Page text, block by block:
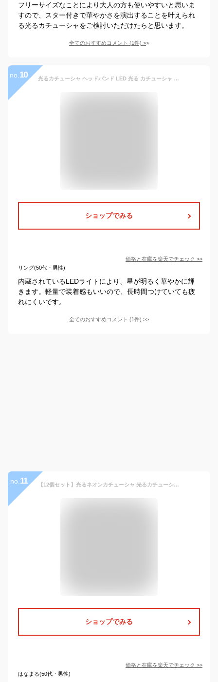
フリーサイズなことにより大人の方も使いやすいと思いま
すので、スター付きで華やかさを演出することを叶えられ
る光るカチューシャをご検討いただけたらと思います。
全てのおすすめコメント (1件) >
no. 10 光るカチューシャ ヘッドバンド LED 光る カチューシャ コスチューム レディース 子供 コスプレ 小物 髪飾り お祭り ハロウィン 夏祭り キャンプ 盆踊り パーティー用品 4個入り (フリーサイズ, 星)（3歳以上）
ショップでみる
価格と在庫を楽天でチェック >>
リング(50代・男性)
内蔵されているLEDライトにより、星が明るく華やかに輝
きます。軽量で装着感もいいので、長時間つけていても疲
れにくいです。
全てのおすすめコメント (1件) >
no. 11 【12個セット】光るネオンカチューシャ 光るカチューシャ ブルー ピンク グリーン 光る おもちゃ 光り物 女の子 男の子 アクセサリー 玩具 景品 子ども会 夏祭り 子ども会 マウスカチューシャ 縁日 縁日景品 コスプレ クリスマス
ショップでみる
価格と在庫を楽天でチェック >>
はなまる(50代・男性)